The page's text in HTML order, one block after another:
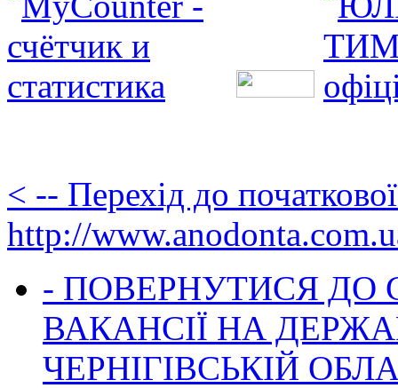
< -- Перехід до
http://
- ПОВЕРНУТИСЯ ДО
ВАКАНСІЇ НА
ЧЕРНІГІВСЬКІЙ